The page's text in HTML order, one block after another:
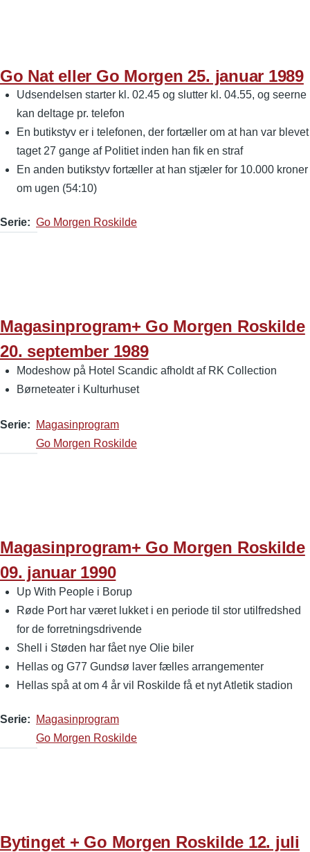
Go Nat eller Go Morgen 25. januar 1989
Udsendelsen starter kl. 02.45 og slutter kl. 04.55, og seerne
kan deltage pr. telefon
En butikstyv er i telefonen, der fortæller om at han var blevet
taget 27 gange af Politiet inden han fik en straf
En anden butikstyv fortæller at han stjæler for 10.000 kroner
om ugen (54:10)
Serie Go Morgen Roskilde
Magasinprogram+ Go Morgen Roskilde
20. september 1989
Modeshow på Hotel Scandic afholdt af RK Collection
Børneteater i Kulturhuset
Serie
Magasinprogram
Go Morgen Roskilde
Magasinprogram+ Go Morgen Roskilde
09. januar 1990
Up With People i Borup
Røde Port har været lukket i en periode til stor utilfredshed
for de forretningsdrivende
Shell i Støden har fået nye Olie biler
Hellas og G77 Gundsø laver fælles arrangementer
Hellas spå at om 4 år vil Roskilde få et nyt Atletik stadion
Serie
Magasinprogram
Go Morgen Roskilde
Bytinget + Go Morgen Roskilde 12. juli